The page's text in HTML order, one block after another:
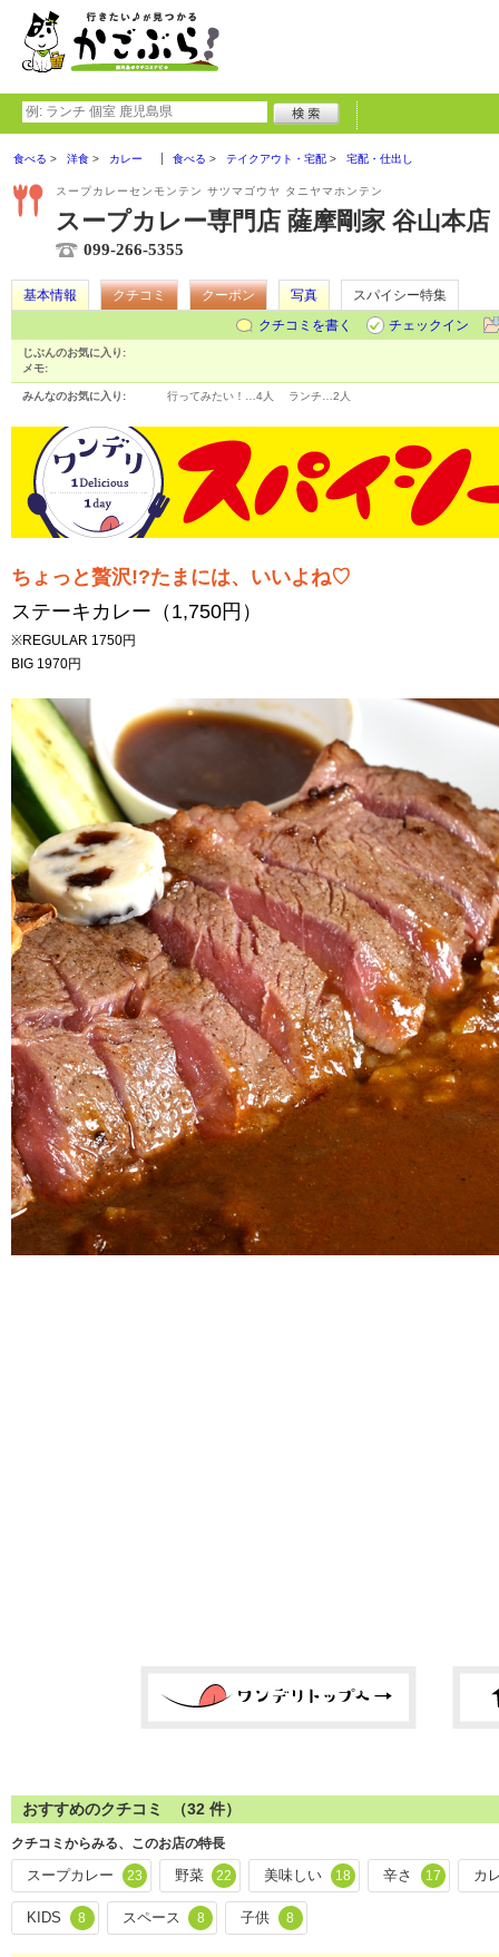
食べる 洋食 カレー 食べる テイクアウト・宅配 宅配・仕出し
スープカレーセンモンテン サツマゴウヤ タニヤマホンテン
スープカレー専門店 薩摩剛家 谷山本店
099-266-5355
基本情報 クチコミ クーポン 写真
スパイシー特集
クチコミを書く
チェックイン
じぶんのお気に入り:
メモ:
みんなのお気に入り: 行ってみたい！… 4人 ランチ… 2人
ちょっと贅沢!?たまには、いいよね♡
ステーキカレー（1,750円）
※REGULAR 1750円
BIG 1970円
おすすめのクチコミ （32 件）
クチコミからみる、このお店の特長
スープカレー 23 野菜 22 美味しい 18 辛さ 17 カ
KIDS 8 スペース 8 子供 8